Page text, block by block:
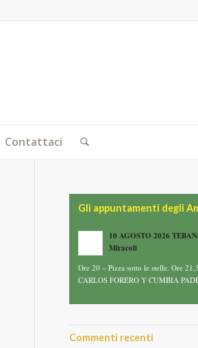
Contattaci
Gli appuntamenti degli
10 AGOSTO 2026
Miracoli
Ore 20 – Pizza sotto le stelle. Ore
CARLOS FORERO Y CUMBIA
Commenti recenti